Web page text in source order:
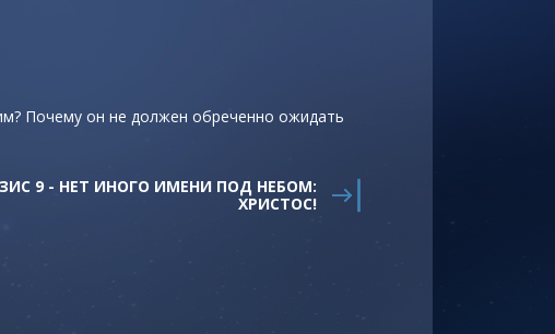
Почему он не должен обреченно ожидать
9 - НЕТ ИНОГО ИМЕНИ ПОД НЕБОМ:
ХРИСТОС!